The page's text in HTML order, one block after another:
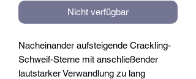
Nicht verfügbar
Nacheinander aufsteigende Crackling-
Schweif-Sterne mit anschließender
lautstarker Verwandlung zu lang